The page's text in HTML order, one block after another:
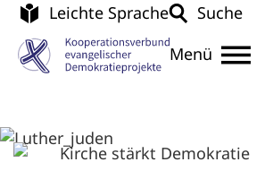
Leichte Sprache
Suche
Menü